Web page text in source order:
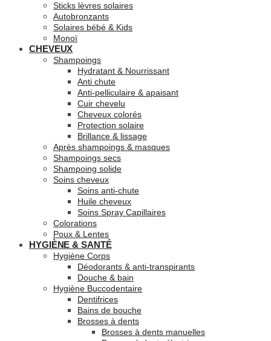
Sticks lèvres solaires
Autobronzants
Solaires bébé & Kids
Monoï
CHEVEUX
Shampoings
Hydratant & Nourrissant
Anti chute
Anti-pelliculaire & apaisant
Cuir chevelu
Cheveux colorés
Protection solaire
Brillance & lissage
Après shampoings & masques
Shampoings secs
Shampoing solide
Soins cheveux
Soins anti-chute
Huile cheveux
Soins Spray Capillaires
Colorations
Poux & Lentes
HYGIÈNE & SANTÉ
Hygiène Corps
Déodorants & anti-transpirants
Douche & bain
Hygiène Buccodentaire
Dentifrices
Bains de bouche
Brosses à dents
Brosses à dents manuelles